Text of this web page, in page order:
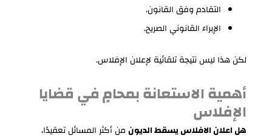
التقادم وفق القانون.
الإبراء القانوني الصريح.
لكن هذا ليس نتيجة تلقائية لإعلان الإفلاس.
أهمية الاستعانة بمحامٍ في قضايا
الإفلاس
هل اعلان الافلاس يسقط الديونمن أكثر المسائل تعقيدًا،